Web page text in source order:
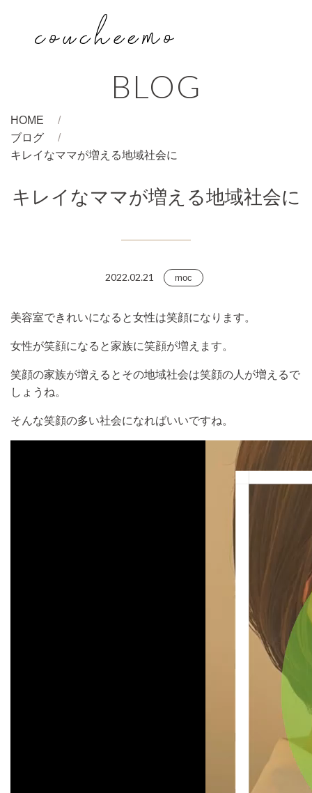
BLOG
HOME
ブログ
キレイなママが増える地域社会に
キレイなママが増える地域社会に
2022.02.21 moc
美容室できれいになると女性は笑顔になります。
女性が笑顔になると家族に笑顔が増えます。
笑顔の家族が増えるとその地域社会は笑顔の人が増えるで
しょうね。
そんな笑顔の多い社会になればいいですね。